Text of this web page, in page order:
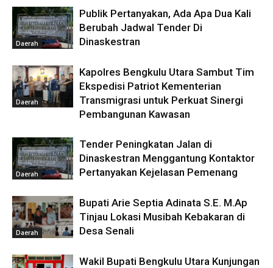
Daerah
Publik Pertanyakan, Ada Apa Dua Kali
Berubah Jadwal Tender Di
Dinaskestran
Daerah
Kapolres Bengkulu Utara Sambut Tim
Ekspedisi Patriot Kementerian
Transmigrasi untuk Perkuat Sinergi
Pembangunan Kawasan
Daerah
Tender Peningkatan Jalan di
Dinaskestran Menggantung Kontaktor
Pertanyakan Kejelasan Pemenang
Daerah
Bupati Arie Septia Adinata S.E. M.Ap
Tinjau Lokasi Musibah Kebakaran di
Desa Senali
Wakil Bupati Bengkulu Utara Kunjungan